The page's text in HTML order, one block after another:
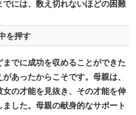
には、数え切れないほどの困難
を押す
でに成功を収めることができた
あったからこそです。母親は、
の才能を見抜き、その才能を伸
した。母親の献身的なサポート